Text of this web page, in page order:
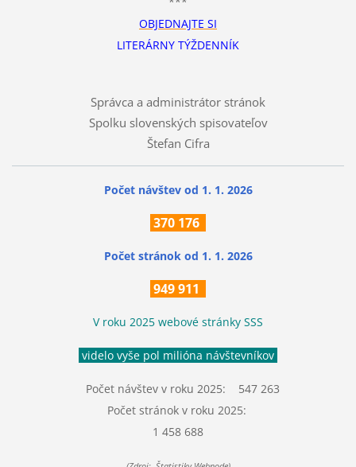
OBJEDNAJTE SI
LITERÁRNY TÝŽDENNÍK
Správca a administrátor stránok
Spolku slovenských spisovateľov
Štefan Cifra
Počet návštev od 1. 1. 2026
370 176
Počet stránok od 1. 1. 2026
949 911
V roku 2025 webové stránky SSS
videlo vyše pol milióna návštevníkov
Počet návštev v roku 2025: 547 263
Počet stránok v roku 2025:
1 458 688